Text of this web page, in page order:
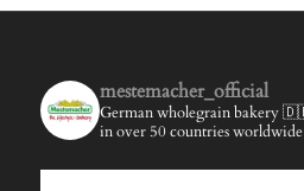
mestemacher_official
German wholegrain bakery
in over 50 countries